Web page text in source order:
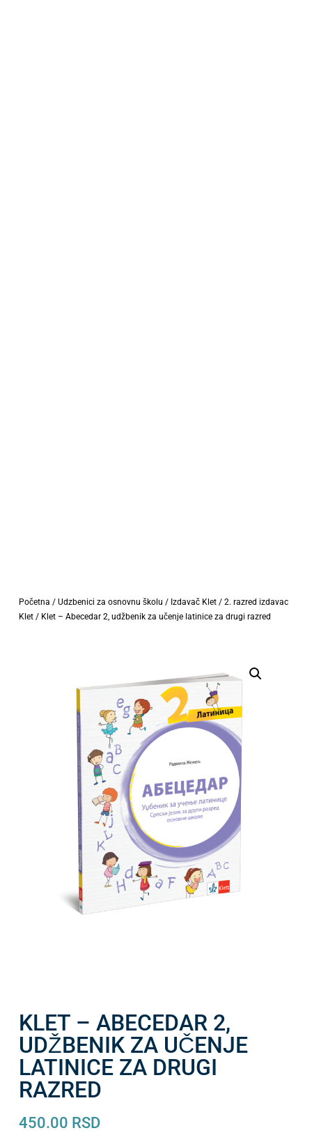
Početna / Udzbenici za osnovnu školu / Izdavač Klet/ 2. razred izdavac
Klet/ Klet – Abecedar 2, udžbenik za učenje latinice za drugi razred
KLET – ABECEDAR 2,
UDŽBENIK ZA UČENJE
LATINICE ZA DRUGI
RAZRED
450.00 RSD